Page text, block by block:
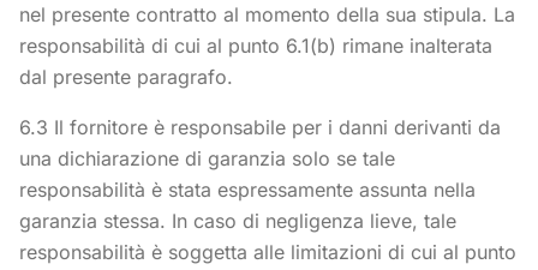
nel presente contratto al momento della sua stipula. La
responsabilità di cui al punto 6.1(b) rimane inalterata
dal presente paragrafo.
6.3 Il fornitore è responsabile per i danni derivanti da
una dichiarazione di garanzia solo se tale
responsabilità è stata espressamente assunta nella
garanzia stessa. In caso di negligenza lieve, tale
responsabilità è soggetta alle limitazioni di cui al punto